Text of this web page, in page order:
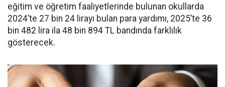
eğitim ve öğretim faaliyetlerinde bulunan okullarda
2024’te 27 bin 24 lirayı bulan para yardımı, 2025’te 36
bin 482 lira ila 48 bin 894 TL bandında farklılık
gösterecek.